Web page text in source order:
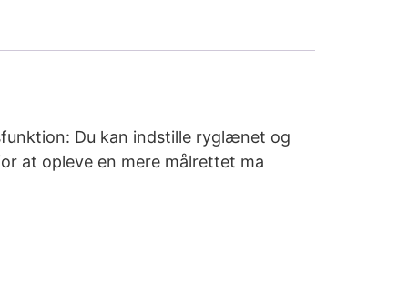
Du kan indstille ryglænet og
at opleve en mere målrettet ma